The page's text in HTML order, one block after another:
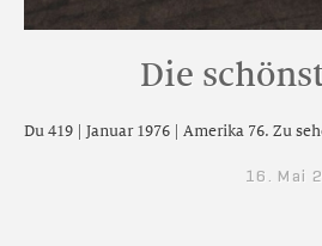
Die
Du 419 | Januar 1976 | Amerika 76. Zu
16. Mai